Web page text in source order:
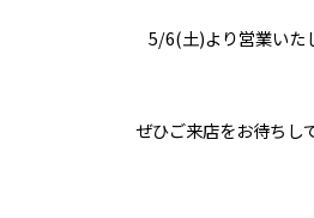
5/6(土)より営業いた
ぜひご来店をお待ちし